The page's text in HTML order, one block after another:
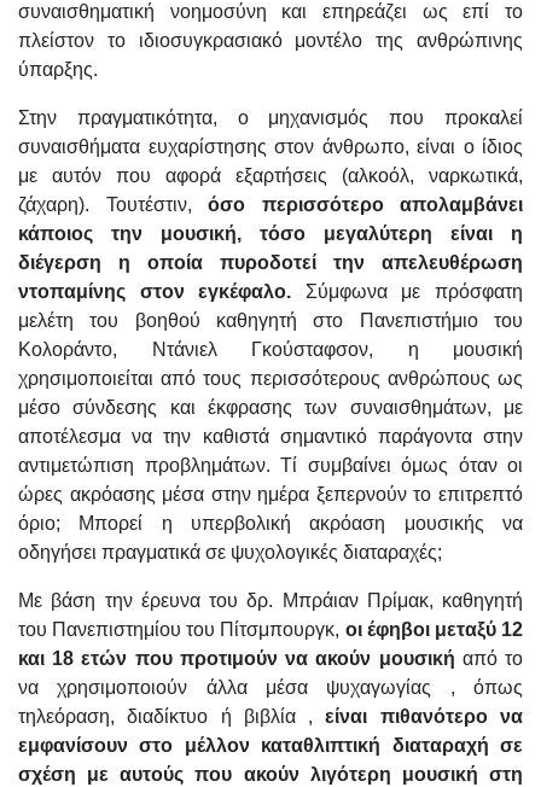
συναισθηματική νοημοσύνη και επηρεάζει ως επί το
πλείστον το ιδιοσυγκρασιακό μοντέλο της ανθρώπινης
ύπαρξης.
Στην πραγματικότητα, ο μηχανισμός που προκαλεί
συναισθήματα ευχαρίστησης στον άνθρωπο, είναι ο ίδιος
με αυτόν που αφορά εξαρτήσεις (αλκοόλ, ναρκωτικά,
ζάχαρη). Τουτέστιν, όσο περισσότερο απολαμβάνει
κάποιος την μουσική, τόσο μεγαλύτερη είναι η
διέγερση η οποία πυροδοτεί την απελευθέρωση
ντοπαμίνης στον εγκέφαλο. Σύμφωνα με πρόσφατη
μελέτη του βοηθού καθηγητή στο Πανεπιστήμιο του
Κολοράντο, Ντάνιελ Γκούσταφσον, η μουσική
χρησιμοποιείται από τους περισσότερους ανθρώπους ως
μέσο σύνδεσης και έκφρασης των συναισθημάτων, με
αποτέλεσμα να την καθιστά σημαντικό παράγοντα στην
αντιμετώπιση προβλημάτων. Τί συμβαίνει όμως όταν οι
ώρες ακρόασης μέσα στην ημέρα ξεπερνούν το επιτρεπτό
όριο; Μπορεί η υπερβολική ακρόαση μουσικής να
οδηγήσει πραγματικά σε ψυχολογικές διαταραχές;
Με βάση την έρευνα του δρ. Μπράιαν Πρίμακ, καθηγητή
του Πανεπιστημίου του Πίτσμπουργκ, οι έφηβοι μεταξύ 12
και 18 ετών που προτιμούν να ακούν μουσική από το
να χρησιμοποιούν άλλα μέσα ψυχαγωγίας , όπως
τηλεόραση, διαδίκτυο ή βιβλία ,είναι πιθανότερο να
εμφανίσουν στο μέλλον καταθλιπτική διαταραχή σε
σχέση με αυτούς που ακούν λιγότερη μουσική στη